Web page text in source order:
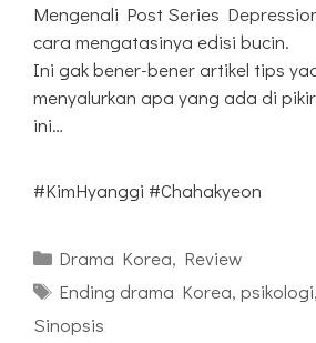
Mengenali Post Series
cara mengatasinya edisi bucin.
Ini gak bener-bener artikel tips
menyalurkan apa yang ada di
ini…
#KimHyanggi #Chahakyeon
Kategori
Drama Korea, Review
Tag
Ending drama Korea,psikologi,
Sinopsis